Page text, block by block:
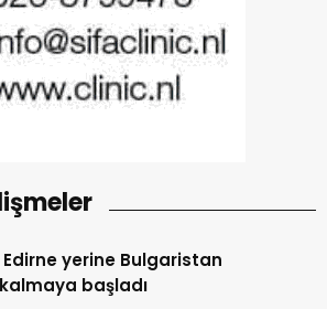
yerine Bulgaristan
başladı